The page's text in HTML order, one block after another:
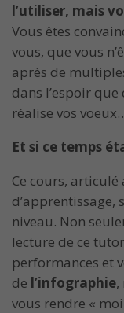
l’utiliser, mais
Vous êtes
vous, que vous
après de
dans l’espoir
réalise vos
Et si ce temps
Ce cours,
d’apprentissage,
niveau. Non
lecture de ce
performances et
de l’infographie,
vous rendre «